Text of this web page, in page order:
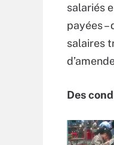
salariés
payées
salaires
Des